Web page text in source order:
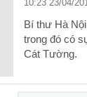
10:23 23/04/
Bí thư Hà
trong đó có
Cát Tường.